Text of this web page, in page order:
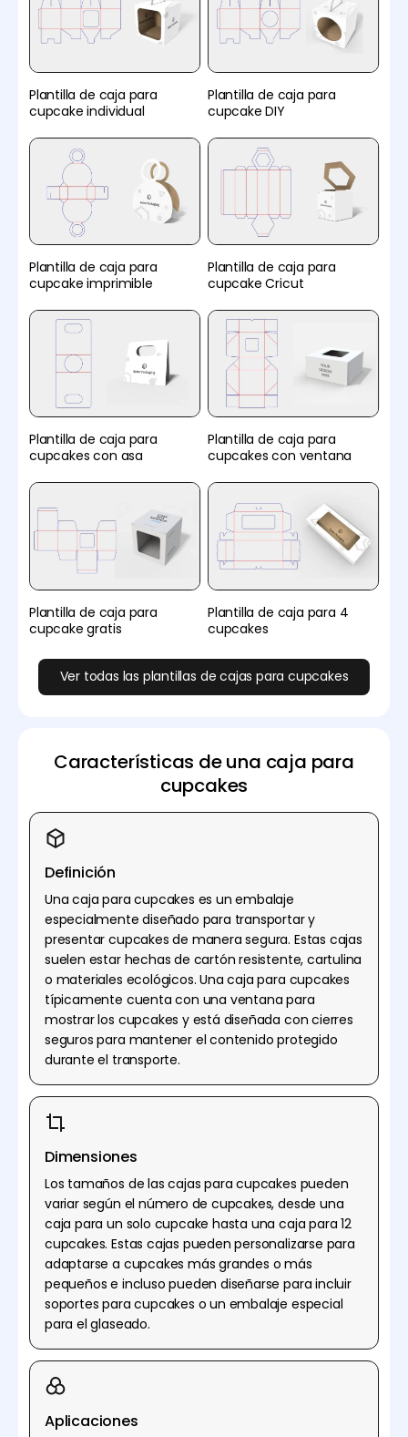
Plantilla de caja para
cupcake individual
Plantilla de caja para
cupcake DIY
Plantilla de caja para
cupcake imprimible
Plantilla de caja para
cupcake Cricut
Plantilla de caja para
cupcakes con asa
Plantilla de caja para
cupcakes con ventana
Plantilla de caja para
cupcake gratis
Plantilla de caja para 4
cupcakes
Ver todas las plantillas de cajas para cupcakes
Características de una caja para
cupcakes
Definición
Una caja para cupcakes es un embalaje
especialmente diseñado para transportar y
presentar cupcakes de manera segura. Estas cajas
suelen estar hechas de cartón resistente, cartulina
o materiales ecológicos. Una caja para cupcakes
típicamente cuenta con una ventana para
mostrar los cupcakes y está diseñada con cierres
seguros para mantener el contenido protegido
durante el transporte.
Dimensiones
Los tamaños de las cajas para cupcakes pueden
variar según el número de cupcakes, desde una
caja para un solo cupcake hasta una caja para 12
cupcakes. Estas cajas pueden personalizarse para
adaptarse a cupcakes más grandes o más
pequeños e incluso pueden diseñarse para incluir
soportes para cupcakes o un embalaje especial
para el glaseado.
Aplicaciones